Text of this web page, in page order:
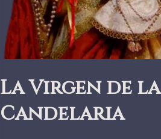
La Virgen de la
Candelaria